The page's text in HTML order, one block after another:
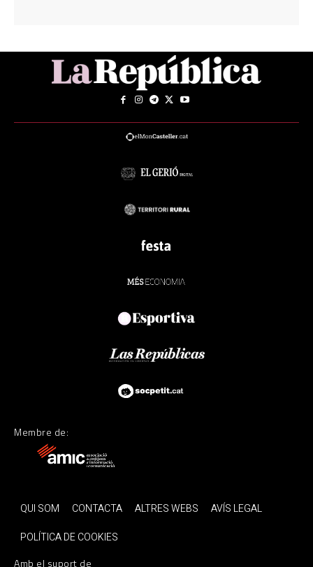
Membre de:
QUI SOM CONTACTA ALTRES WEBS
AVÍS LEGAL
POLÍTICA DE COOKIES
Amb el suport de